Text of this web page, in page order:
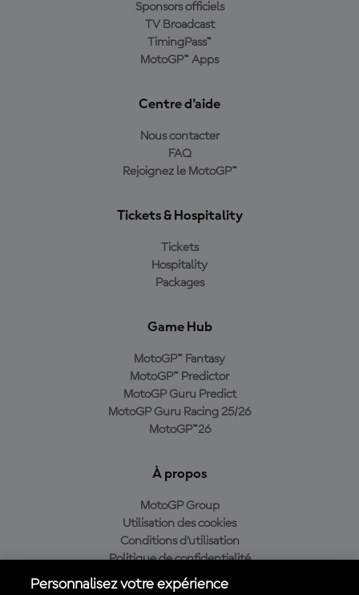
Sponsors officiels
TV Broadcast
TimingPass™
MotoGP™ Apps
Centre d'aide
Nous contacter
FAQ
Rejoignez le MotoGP™
Tickets & Hospitality
Tickets
Hospitality
Packages
Game Hub
MotoGP™ Fantasy
MotoGP™ Predictor
MotoGP Guru Predict
MotoGP Guru Racing 25/26
MotoGP™26
À propos
MotoGP Group
Utilisation des cookies
Conditions d'utilisation
Politique de confidentialité
Politique d’achat
Personnalisez votre expérience